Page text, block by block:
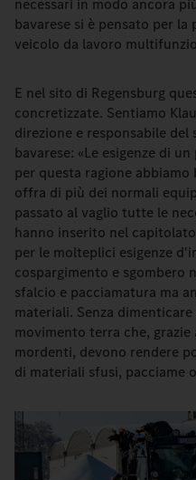
necessari in modo ancora
bavarese si è pensato per
veicolo da lavoro
E nel sito di Regensburg
concretizzate. Sentiamo
direzione e responsabile
bavarese: «Le esigenze di
per questa ragione
offra di più dei normali
passato al vaglio tutte le
hanno inserito nel
per le molteplici esigenze
cospargimento e sgombero
sfalcio e pacciamatura ma
materiali. Senza
movimento terra che,
mordenti, devono rendere
di materiali sfusi, pacciame